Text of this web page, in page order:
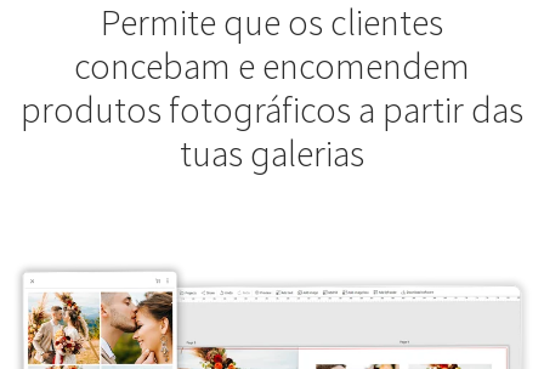
Permite que os clientes
concebam e encomendem
produtos fotográficos a partir das
tuas galerias